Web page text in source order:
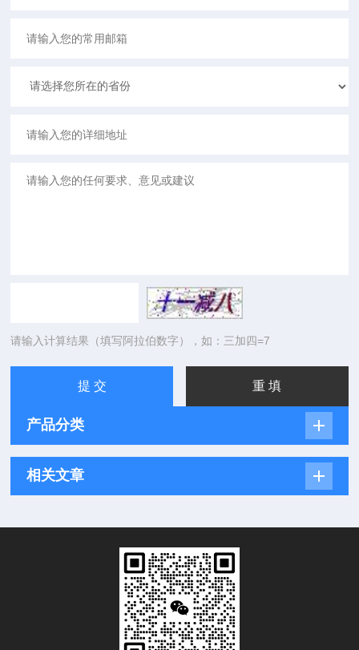
请输入计算结果（填写阿拉伯数字），如：三加四=7
产品分类
相关文章